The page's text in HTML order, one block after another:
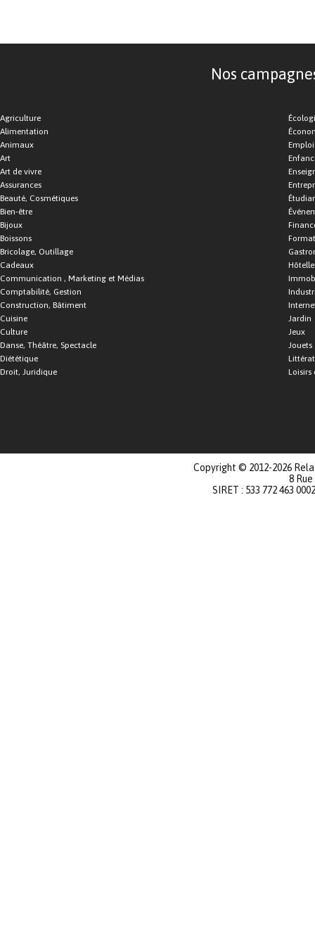
Nos
Agriculture
Alimentation
Animaux
Art
Art de vivre
Assurances
Beauté, Cosmétiques
Bien-être
Bijoux
Boissons
Bricolage, Outillage
Cadeaux
Communication , Marketing et Médias
Comptabilité, Gestion
Construction, Bâtiment
Cuisine
Culture
Danse, Théâtre, Spectacle
Diététique
Droit, Juridique
Emploi
Jardin
Jeux
Jouets
Loisirs
Copyright © 2012-2026
8
SIRET : 533 772 463